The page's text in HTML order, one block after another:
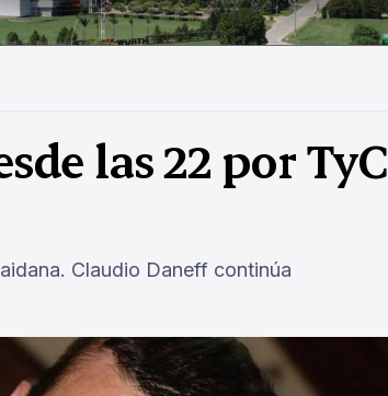
las 22 por TyC
Claudio Daneff continúa